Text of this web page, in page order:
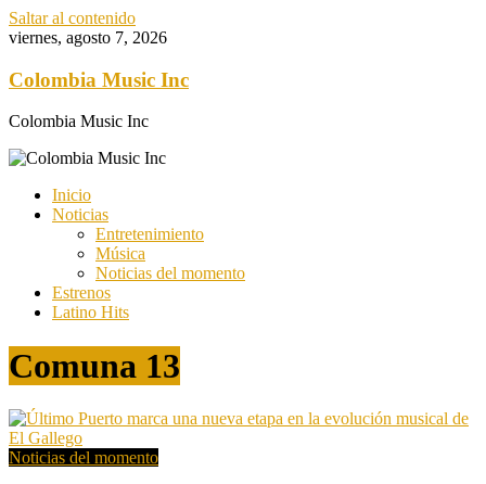
Saltar al contenido
viernes, agosto 7, 2026
Colombia Music Inc
Colombia Music Inc
Inicio
Noticias
Entretenimiento
Música
Noticias del momento
Estrenos
Latino Hits
Comuna 13
Noticias del momento